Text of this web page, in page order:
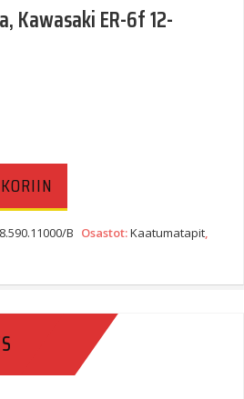
Kawasaki ER-6f 12-
B Osastot:Kaatumatapit